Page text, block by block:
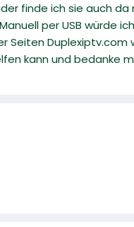
finde ich sie auch da
per USB würde
Seiten Duplexiptv.com
kann und bedanke